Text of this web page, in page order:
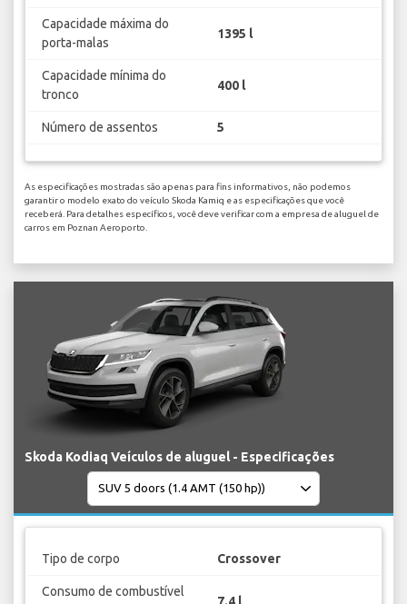
Capacidade máxima do
porta-malas
1395 l
Capacidade mínima do
tronco
400 l
Número de assentos 5
As especificações mostradas são apenas para fins informativos, não podemos
garantir o modelo exato do veículo Skoda Kamiq e as especificações que você
receberá. Para detalhes específicos, você deve verificar com a empresa de aluguel de
carros em Poznan Aeroporto.
Skoda Kodiaq Veículos de aluguel - Especificações
Tipo de corpo Crossover
Consumo de combustível
7.4 l